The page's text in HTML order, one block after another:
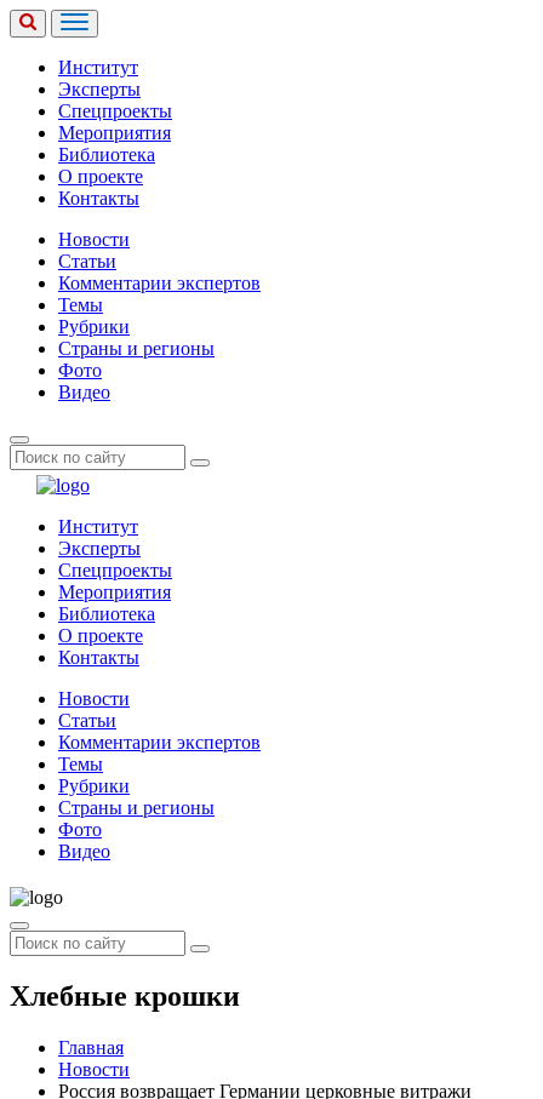
Институт
Эксперты
Спецпроекты
Мероприятия
Библиотека
О проекте
Контакты
Новости
Статьи
Комментарии экспертов
Темы
Рубрики
Страны и регионы
Фото
Видео
Институт
Эксперты
Спецпроекты
Мероприятия
Библиотека
О проекте
Контакты
Новости
Статьи
Комментарии экспертов
Темы
Рубрики
Страны и регионы
Фото
Видео
Хлебные крошки
Главная
Новости
Россия возвращает Германии церковные витражи